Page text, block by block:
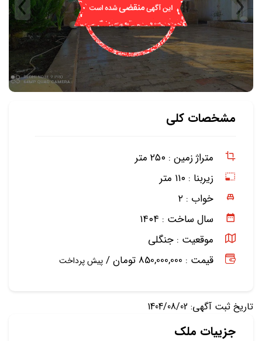
مشخصات کلی
متراژ زمین : ۲۵۰ متر
زیربنا : ۱۱۰ متر
خواب : ۲
سال ساخت : ۱۴۰۴
موقعیت : جنگلی
قیمت : 850,000,000 تومان /
پیش پرداخت
تاریخ ثبت آگهی: 1404/08/02
جزییات ملک